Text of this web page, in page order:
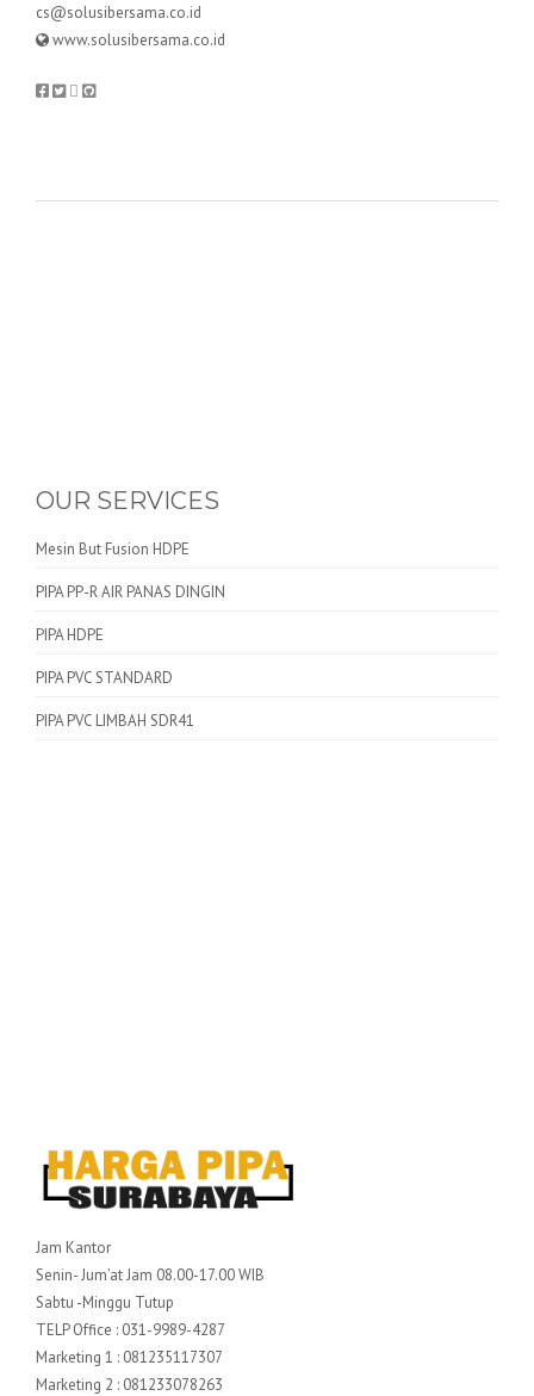
cs@solusibersama.co.id
www.solusibersama.co.id
OUR SERVICES
Mesin But Fusion HDPE
PIPA PP-R AIR PANAS DINGIN
PIPA HDPE
PIPA PVC STANDARD
PIPA PVC LIMBAH SDR41
Jam Kantor
Senin- Jum’at Jam 08.00-17.00 WIB
Sabtu -Minggu Tutup
TELP Office : 031-9989-4287
Marketing 1 : 081235117307
Marketing 2 : 081233078263